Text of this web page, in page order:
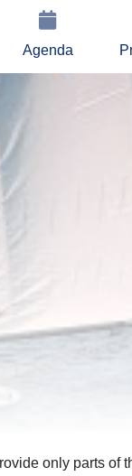
Agenda
only parts